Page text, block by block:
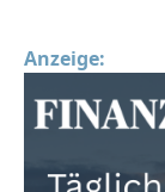
Anzeige: